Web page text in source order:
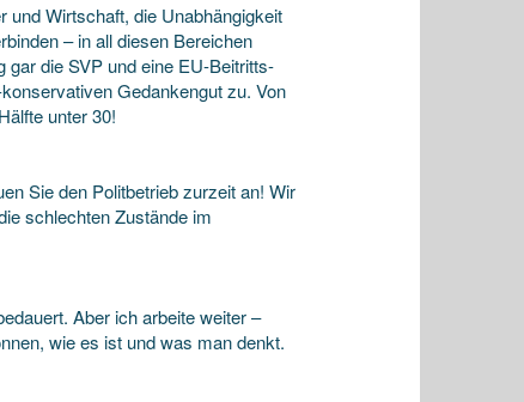
und Wirtschaft, die Unabhängigkeit
– in all diesen Bereichen
die SVP und eine EU-Beitritts-
Gedankengut zu. Von
unter 30!
Sie den Politbetrieb zurzeit an! Wir
schlechten Zustände im
Aber ich arbeite weiter –
wie es ist und was man denkt.